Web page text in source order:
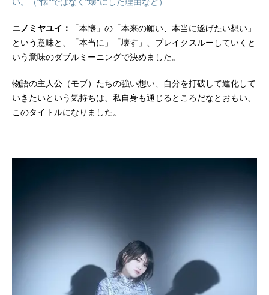
ニノミヤユイ：
「本懐」の「本来の願い、本当に遂げたい想い」
という意味と、「本当に」「壊す」、ブレイクスルーしていくと
いう意味のダブルミーニングで決めました。
物語の主人公（モブ）たちの強い想い、自分を打破して進化して
いきたいという気持ちは、私自身も通じるところだなとおもい、
このタイトルになりました。